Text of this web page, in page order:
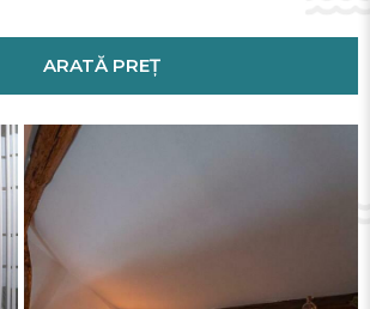
ARATĂ PREȚ